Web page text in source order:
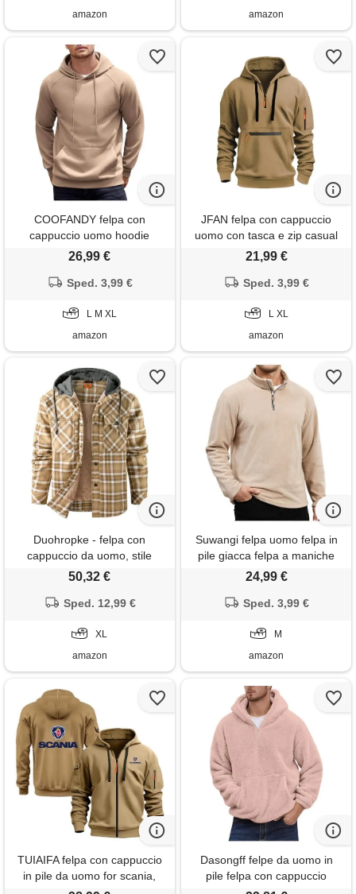
amazon
amazon
COOFANDY felpa con
cappuccio uomo hoodie
maniche lunghe pullover
forrato maschile con tasca
26,99 €
Sped. 3,99 €
L M XL
amazon
JFAN felpa con cappuccio
uomo con tasca e zip casual
hoodie in pile pullover
cappuccio, khaki, l
21,99 €
Sped. 3,99 €
L XL
amazon
Duohropke - felpa con
cappuccio da uomo, stile
giacca da boscaiolo, a quadri,
lunghe, invernale, giacca da
giacca da transizione, in pile
50,32 €
Sped. 12,99 €
XL
amazon
Suwangi felpa uomo felpa in
pile giacca felpa a maniche
lunghe inverno calda pile
24,99 €
Sped. 3,99 €
M
amazon
TUIAIFA felpa con cappuccio
in pile da uomo for scania,
Dasongff felpe da uomo in
pile felpa con cappuccio